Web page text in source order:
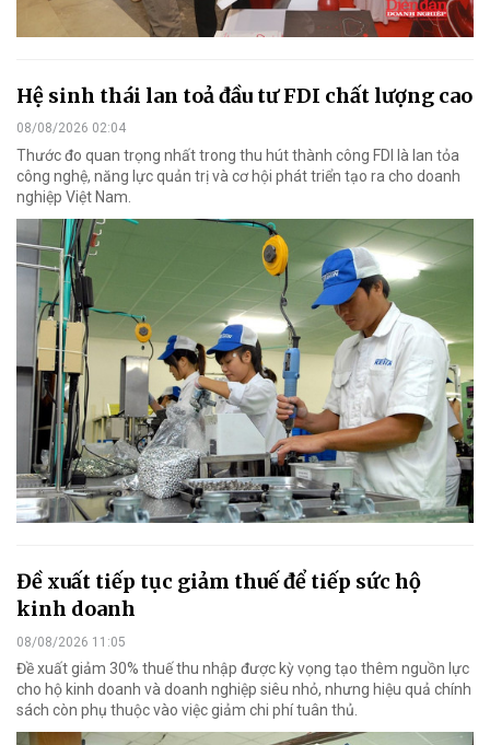
Hệ sinh thái lan toả đầu tư FDI chất lượng cao
08/08/2026 02:04
Thước đo quan trọng nhất trong thu hút thành công FDI là lan tỏa
công nghệ, năng lực quản trị và cơ hội phát triển tạo ra cho doanh
nghiệp Việt Nam.
Đề xuất tiếp tục giảm thuế để tiếp sức hộ
kinh doanh
08/08/2026 11:05
Đề xuất giảm 30% thuế thu nhập được kỳ vọng tạo thêm nguồn lực
cho hộ kinh doanh và doanh nghiệp siêu nhỏ, nhưng hiệu quả chính
sách còn phụ thuộc vào việc giảm chi phí tuân thủ.